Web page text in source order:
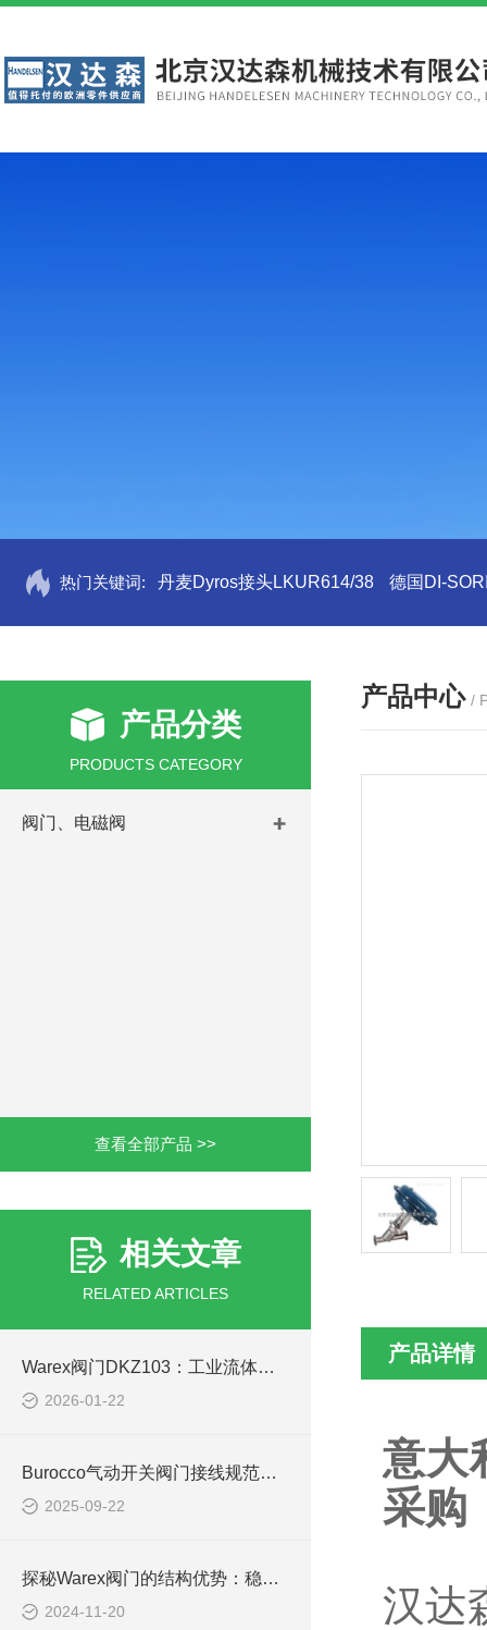
热门关键词: 丹麦Dyros接头LKUR614/38 德国DI-
产品分类
PRODUCTS CATEGORY
阀门、电磁阀
查看全部产品 >>
相关文章
RELATED ARTICLES
Warex阀门DKZ103：工业流体控制的可靠之选
2026-01-22
Burocco气动开关阀门接线规范与操作指南
2025-09-22
探秘Warex阀门的结构优势：稳定可靠的工业阀门选择
2024-11-20
产品中心 /
产品详情
意大
采购
汉达